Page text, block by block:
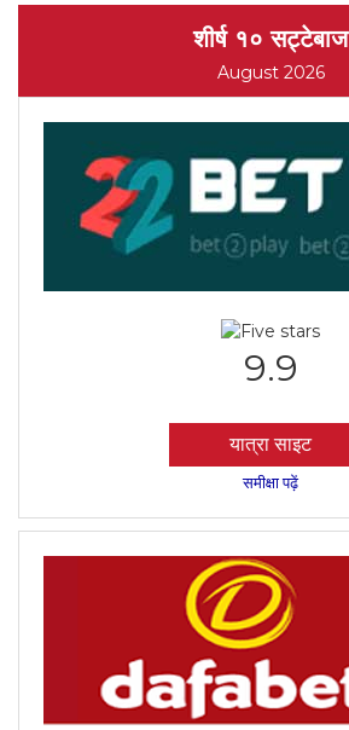
शीर्ष १० सट्टेबाज
August 2026
9.9
यात्रा साइट
समीक्षा पढ़ें